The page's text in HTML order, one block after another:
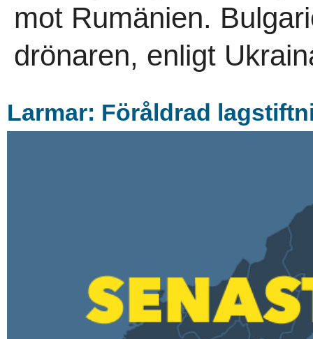
mot Rumänien.
drönaren, enligt
Larmar: Föråldrad